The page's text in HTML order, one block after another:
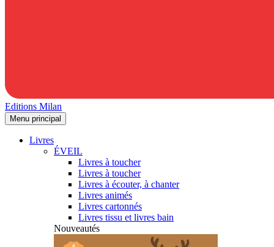
Editions Milan
Menu principal
Livres
ÉVEIL
Livres à toucher
Livres à toucher
Livres à écouter, à chanter
Livres animés
Livres cartonnés
Livres tissu et livres bain
Nouveautés